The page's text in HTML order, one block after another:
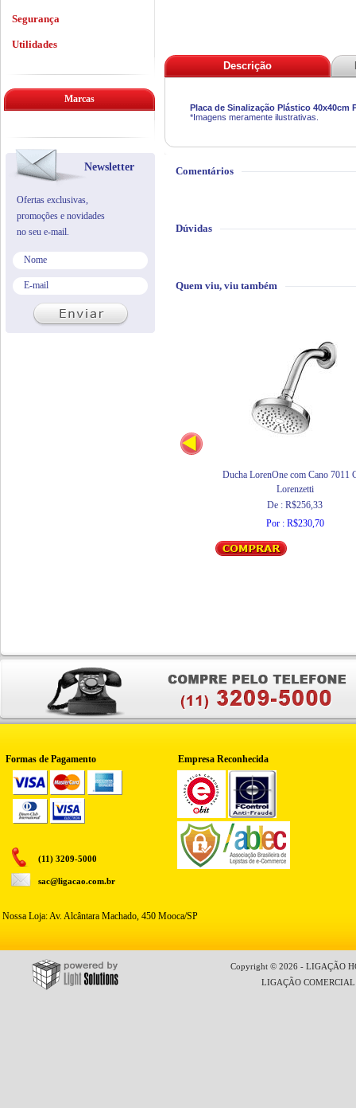
Descrição
Placa de Sinalização Plástico 40x40cm
*Imagens meramente ilustrativas.
Comentários
Dúvidas
Quem viu, viu também
Ducha LorenOne com Cano 7011
Lorenzetti
De : R$256,33
Por : R$230,70
Segurança
Utilidades
Marcas
Newsletter
Ofertas exclusivas,
promoções e novidades
no seu e-mail.
Formas de Pagamento Empresa Reconhecida
(11) 3209-5000
sac@ligacao.com.br
Nossa Loja: Av. Alcântara Machado, 450 Mooca/SP
Copyright © 2026 - LIGAÇÃO
LIGAÇÃO